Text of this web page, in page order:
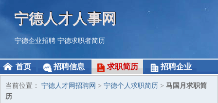
宁德人才人事网
宁德企业招聘 宁德求职者简历
首页 招聘信息 求职简历 招聘企业
当前位置： 宁德人才网招聘网 > 宁德个人求职简历 > 马国月求职简
历